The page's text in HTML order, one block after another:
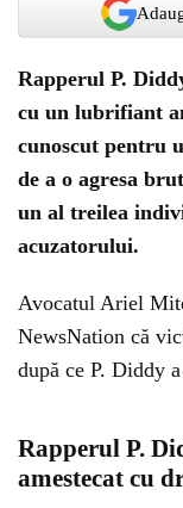
Rapperul P.
cu un lubrifiant
cunoscut pentru
de a o agresa
un al treilea
acuzatorului.
Avocatul Ariel
NewsNation că
după ce P. Diddy
Rapperul P.
amestecat cu